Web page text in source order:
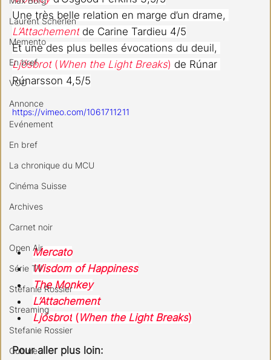
Laurent Scherlen
Memento
En bref
VOD
Annonce
Evénement
En bref
La chronique du MCU
Cinéma Suisse
Archives
Carnet noir
Open Air
Série TV
Stéfanie Rossier
Streaming
Stefanie Rossier
Culture
Une très belle relation en marge d’un drame,
L’Attachement de Carine Tardieu 4/5
Et une des plus belles évocations du deuil,
Ljósbrot ( When the Light Breaks) de Rúnar
Rúnarsson 4,5/5
https://vimeo.com/1061711211
Mercato
Wisdom of Happiness
The Monkey
L’Attachement
Ljósbrot (When the Light Breaks)
Pour aller plus loin: